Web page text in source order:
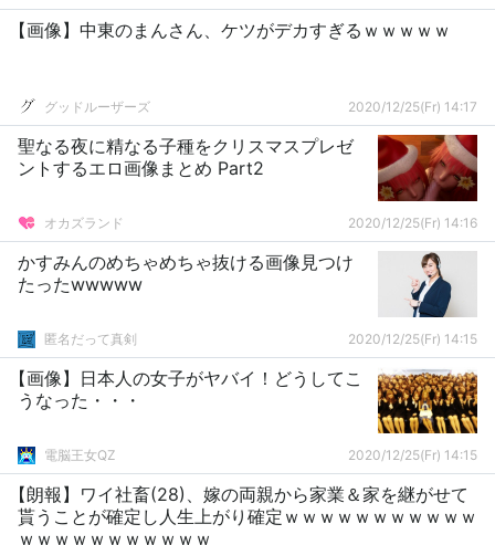
【画像】中東のまんさん、ケツがデカすぎるｗｗｗｗｗ
グッドルーザーズ 2020/12/25(Fr) 14:17
聖なる夜に精なる子種をクリスマスプレゼ
ントするエロ画像まとめ Part2
オカズランド 2020/12/25(Fr) 14:16
かすみんのめちゃめちゃ抜ける画像見つけ
たったwwwww
匿名だって真剣 2020/12/25(Fr) 14:15
【画像】日本人の女子がヤバイ！どうしてこ
うなった・・・
電脳王女QZ 2020/12/25(Fr) 14:15
【朗報】ワイ社畜(28)、嫁の両親から家業＆家を継がせて
貰うことが確定し人生上がり確定ｗｗｗｗｗｗｗｗｗｗｗ
ｗｗｗｗｗｗｗｗｗｗｗ